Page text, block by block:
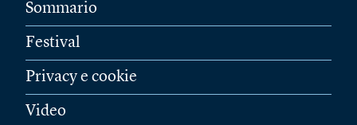
Sommario
Festival
Privacy e cookie
Video